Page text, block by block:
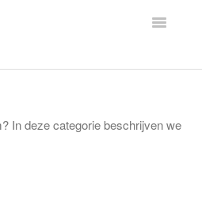
Toggle
Contact
In deze categorie beschrijven we